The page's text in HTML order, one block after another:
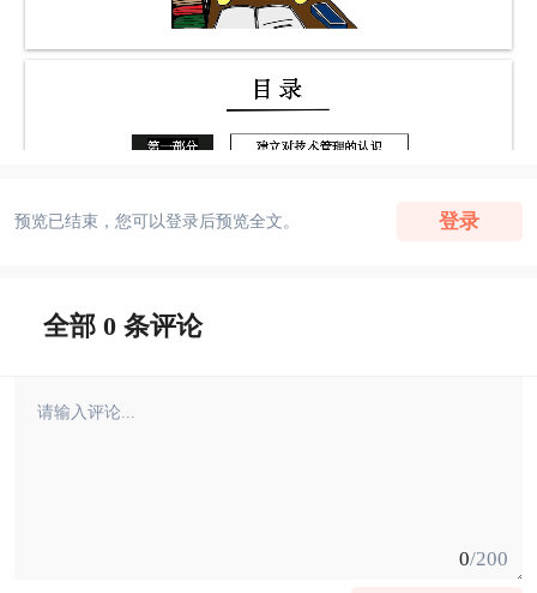
预览已结束，您可以登录后预览全文。 登录
全部 0 条评论
0/200